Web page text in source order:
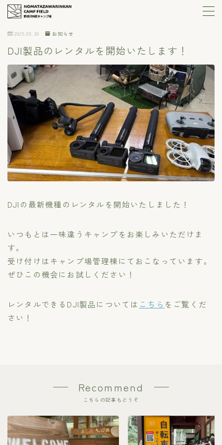
MENU
ご利用ガイド
エリア紹介
料金表
施設
レンタル
ギャラリー
Q＆A
利用規約
2025.05.30 お知らせ
DJI製品のレンタルを開始いたします！
DJIの最新機種のレンタルを開始いたしました！
いつもとは一味違うキャンプをお楽しみいただけま
す。
受け付けはキャンプ場管理棟にておこなっています。
ぜひこの機会にお試しください！
レンタルできるDJI製品については こちら をご覧くだ
さい！
Recommend
こちらの記事もどうぞ